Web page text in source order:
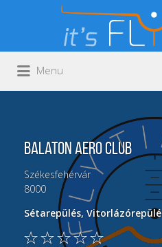
Keresés:
Menu
Balaton Aero Club
Székesfehérvár
8000
Sétarepülés,